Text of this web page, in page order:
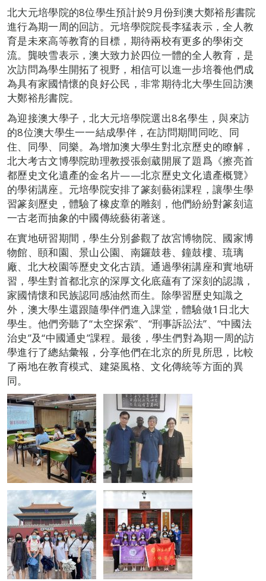
北大元培學院的8位學生預計於9月份到澳大鄭裕彤書院
進行為期一周的回訪。元培學院院長李猛表示，全人教
育是未來高等教育的目標，期待兩校有更多的學術交
流。龔映雪表示，澳大致力於四位一體的全人教育，是
次訪問為學生開拓了視野，相信可以進一步培養他們成
為具有家國情懷的良好公民，非常期待北大學生回訪澳
大鄭裕彤書院。
為迎接澳大學子，北大元培學院選出8名學生，與來訪
的8位澳大學生一一結成學伴，在訪問期間同吃、同
住、同學、同樂。為增加澳大學生對北京歷史的瞭解，
北大考古文博學院助理教授張劍葳開展了題爲《擦亮首
都歷史文化遺產的金名片——北京歷史文化遺產概覽》
的學術講座。元培學院安排了篆刻藝術課程，讓學生學
習篆刻歷史，體驗了橡皮章的雕刻，他們紛紛對篆刻這
一古老而抽象的中國傳統藝術著迷。
在實地研習期間，學生分別參觀了故宮博物院、國家博
物館、頤和園、景山公園、南鑼鼓巷、鐘鼓樓、琉璃
廠、北大校園等歷史文化古蹟。通過學術講座和實地研
習，學生對首都北京的深厚文化底蘊有了深刻的認識，
家國情懷和民族認同感油然而生。除學習歷史知識之
外，澳大學生還跟隨學伴們進入課堂，體驗做1日北大
學生。他們旁聽了“太空探索”、“刑事訴訟法”、“中國法
治史”及“中國通史”課程。最後，學生們對為期一周的訪
學進行了總結彙報，分享他們在北京的所見所思，比較
了兩地在教育模式、建築風格、文化傳統等方面的異
同。